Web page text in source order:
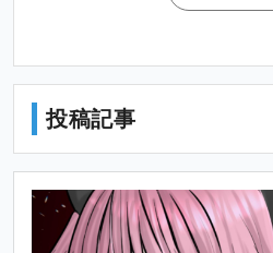
★カウントタイムバトル(CTB)×
RPG！★
Abyss Rebirth
投稿記事